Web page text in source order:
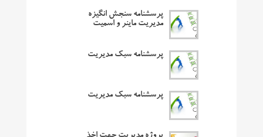
پرسشنامه سنجش انگیزه
مدیریت ماینر و اسمیت
پرسشنامه سبک مدیریت
پرسشنامه سبک مدیریت